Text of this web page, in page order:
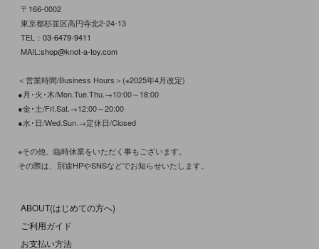
〒166-0002
東京都杉並区高円寺北2-24-13
TEL： 03-6479-9411
MAIL:shop@knot-a-toy.com
＜営業時間/Business Hours＞(※2025年4月改定)
●月･火･木/Mon.Tue.Thu.→10:00～18:00
●金･土/Fri.Sat.→12:00～20:00
●水･日/Wed.Sun.→定休日/Closed
※その他、臨時休業をいただく事もございます。
その際は、別途HPやSNSなどでお知らせいたします。
ABOUT(はじめての方へ)
ご利用ガイド
お支払い方法